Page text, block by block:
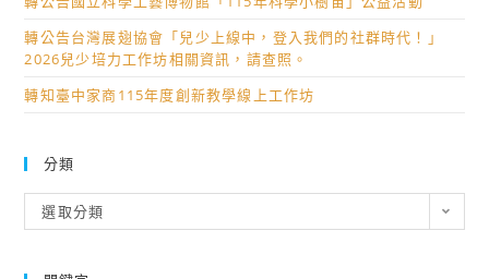
轉公告台灣展翅協會「兒少上線中，登入我們的社群時代！」
2026兒少培力工作坊相關資訊，請查照。
轉知臺中家商115年度創新教學線上工作坊
分類
類
選取分類